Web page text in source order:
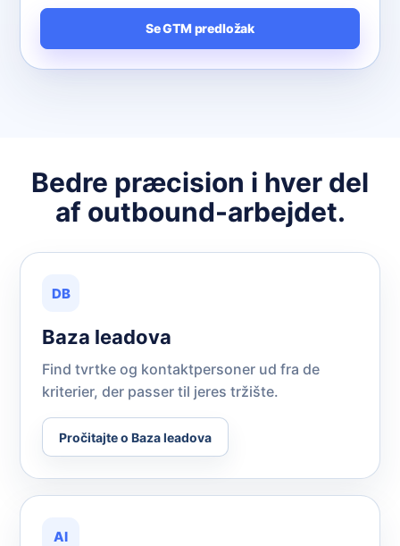
Se GTM predložak
Bedre præcision i hver del
af outbound-arbejdet.
DB
Baza leadova
Find tvrtke og kontaktpersoner ud fra de
kriterier, der passer til jeres tržište.
Pročitajte o Baza leadova
AI